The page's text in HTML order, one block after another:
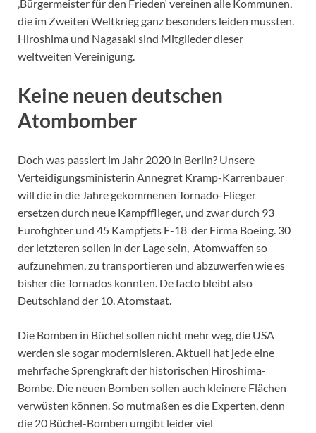
‚Bürgermeister für den Frieden‘ vereinen alle Kommunen,
die im Zweiten Weltkrieg ganz besonders leiden mussten.
Hiroshima und Nagasaki sind Mitglieder dieser
weltweiten Vereinigung.
Keine neuen deutschen
Atombomber
Doch was passiert im Jahr 2020 in Berlin? Unsere
Verteidigungsministerin Annegret Kramp-Karrenbauer
will die in die Jahre gekommenen Tornado-Flieger
ersetzen durch neue Kampfflieger, und zwar durch 93
Eurofighter und 45 Kampfjets F-18 der Firma Boeing. 30
der letzteren sollen in der Lage sein, Atomwaffen so
aufzunehmen, zu transportieren und abzuwerfen wie es
bisher die Tornados konnten. De facto bleibt also
Deutschland der 10. Atomstaat.
Die Bomben in Büchel sollen nicht mehr weg, die USA
werden sie sogar modernisieren. Aktuell hat jede eine
mehrfache Sprengkraft der historischen Hiroshima-
Bombe. Die neuen Bomben sollen auch kleinere Flächen
verwüsten können. So mutmaßen es die Experten, denn
die 20 Büchel-Bomben umgibt leider viel